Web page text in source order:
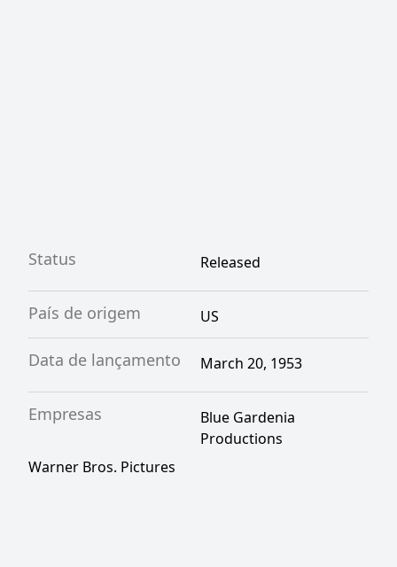
Status Released
País de origem US
Data de lançamento March 20, 1953
Empresas
Blue Gardenia
Productions
Warner Bros. Pictures